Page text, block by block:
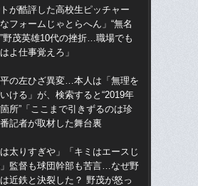
が酷評した高校生ピッチャー
なフォームじゃとらへん」“無名
野茂英雄10代の挫折…職場でも
よ仕事覚えろ」
の左ひざ異変…本人は「無理を
ける」が、検索すると“2019年
所”「ここまで引きずるのは珍
記者が取材した舞台裏
は太りすぎや」「キミはエースじ
監督も球団幹部も苦言…なぜ野
近鉄と決裂した？ 野茂が怒っ